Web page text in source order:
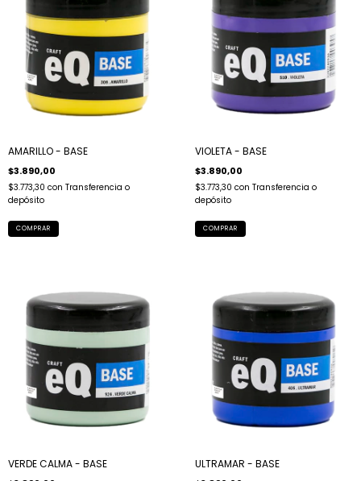
AMARILLO - BASE
$3.890,00
$3.773,30 con Transferencia o
depósito
VIOLETA - BASE
$3.890,00
$3.773,30 con Transferencia o
depósito
VERDE CALMA - BASE ULTRAMAR - BASE